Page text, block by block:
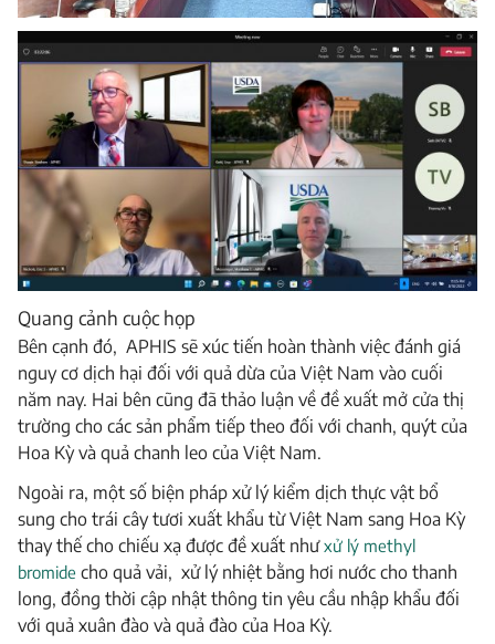
Quang cảnh cuộc họp
Bên cạnh đó, APHIS sẽ xúc tiến hoàn thành việc đánh giá
nguy cơ dịch hại đối với quả dừa của Việt Nam vào cuối
năm nay. Hai bên cũng đã thảo luận về đề xuất mở cửa thị
trường cho các sản phẩm tiếp theo đối với chanh, quýt của
Hoa Kỳ và quả chanh leo của Việt Nam.
Ngoài ra, một số biện pháp xử lý kiểm dịch thực vật bổ
sung cho trái cây tươi xuất khẩu từ Việt Nam sang Hoa Kỳ
thay thế cho chiếu xạ được đề xuất nhưxử lý methyl
bromide cho quả vải, xử lý nhiệt bằng hơi nước cho thanh
long, đồng thời cập nhật thông tin yêu cầu nhập khẩu đối
với quả xuân đào và quả đào của Hoa Kỳ.